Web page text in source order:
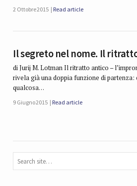
2 Ottobre 2015 Read article
Il segreto nel nome. Il
di Jurij M. Lotman Il ritratto antico –
rivela già una doppia funzione di
qualcosa…
9 Giugno 2015 Read article